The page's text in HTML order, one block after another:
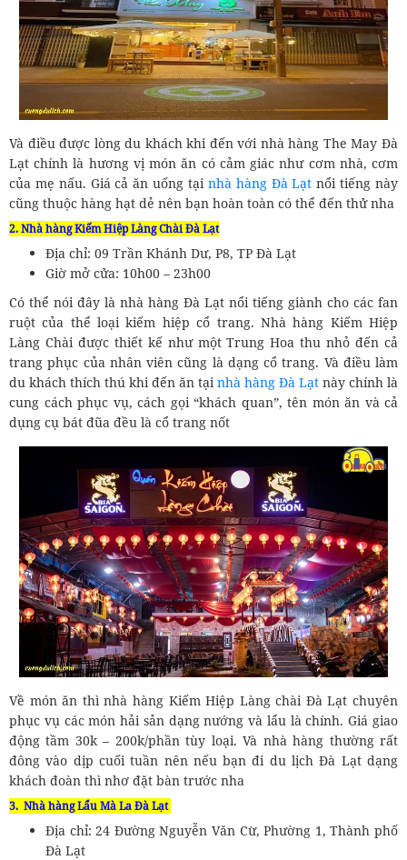
Và điều được lòng du khách khi đến với nhà hàng The May Đà
Lạt chính là hương vị món ăn có cảm giác như cơm nhà, cơm
của mẹ nấu. Giá cả ăn uống tại nhà hàng Đà Lạt nổi tiếng này
cũng thuộc hàng hạt dẻ nên bạn hoàn toàn có thể đến thử nha
2. Nhà hàng Kiếm Hiệp Làng Chài Đà Lạt
Địa chỉ: 09 Trần Khánh Dư, P8, TP Đà Lạt
Giờ mở cửa: 10h00 – 23h00
Có thể nói đây là nhà hàng Đà Lạt nổi tiếng giành cho các fan
ruột của thể loại kiếm hiệp cổ trang. Nhà hàng Kiếm Hiệp
Làng Chài được thiết kế như một Trung Hoa thu nhỏ đến cả
trang phục của nhân viên cũng là dạng cổ trang. Và điều làm
du khách thích thú khi đến ăn tại nhà hàng Đà Lạt này chính là
cung cách phục vụ, cách gọi “khách quan”, tên món ăn và cả
dụng cụ bát đũa đều là cổ trang nốt
Về món ăn thì nhà hàng Kiếm Hiệp Làng chài Đà Lạt chuyên
phục vụ các món hải sản dạng nướng và lẩu là chính. Giá giao
động tầm 30k – 200k/phần tùy loại. Và nhà hàng thường rất
đông vào dịp cuối tuần nên nếu bạn đi du lịch Đà Lạt dạng
khách đoàn thì nhơ đặt bàn trước nha
3. Nhà hàng Lẩu Mà La Đà Lạt
Địa chỉ: 24 Đường Nguyễn Văn Cừ, Phường 1, Thành phố
Đà Lạt